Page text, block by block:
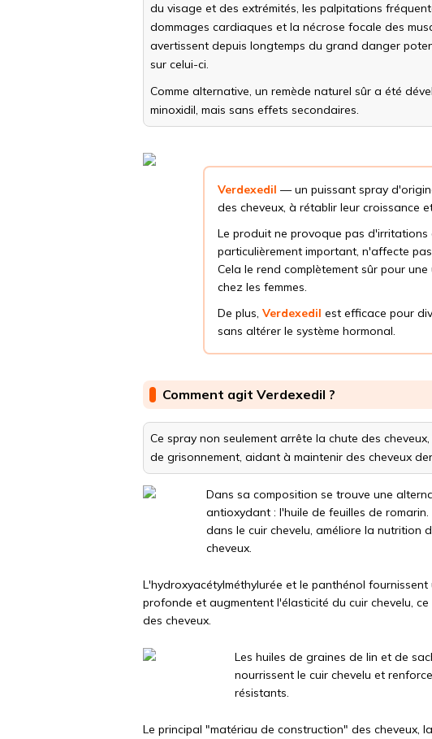
du visage et des extrémités, les palpitations
dommages cardiaques et la nécrose focale des
avertissent depuis longtemps du grand danger
sur celui-ci.
Comme alternative, un remède naturel sûr a été
minoxidil, mais sans effets secondaires.
Verdexedil — un puissant spray
des cheveux, à rétablir leur croissance
Le produit ne provoque pas d'irritations
particulièrement important, n'affecte
Cela le rend complètement sûr pour
chez les femmes.
De plus, Verdexedil est efficace pour
sans altérer le système hormonal.
Comment agit Verdexedil ?
Ce spray non seulement arrête la chute des
de grisonnement, aidant à maintenir des cheveux
Dans sa composition se trouve une
antioxydant : l'huile de feuilles de
dans le cuir chevelu, améliore la nutrition
cheveux.
L'hydroxyacétylméthylurée et le panthénol
profonde et augmentent l'élasticité du cuir chevelu,
des cheveux.
Les huiles de graines de lin et de
nourrissent le cuir chevelu et
résistants.
Le principal "matériau de construction" des cheveux,